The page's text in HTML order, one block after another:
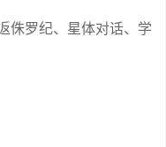
侏罗纪、星体对话、学